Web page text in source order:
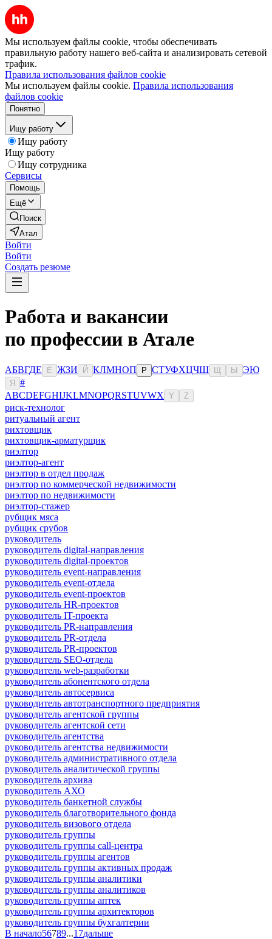
Мы используем файлы cookie, чтобы обеспечивать
правильную работу нашего веб-сайта и анализировать сетевой
трафик.
Правила использования файлов cookie
Мы используем файлы cookie. Правила использования
файлов cookie
Понятно
Ищу работу
Ищу работу
Ищу работу
Ищу сотрудника
Сервисы
Помощь
Ещё
Поиск
Атал
Войти
Войти
Создать резюме
Работа и вакансии
по профессии в Атале
АБВГДЕ Ё ЖЗИ Й КЛМНОП Р СТУФХЦЧШ Ы ЭЮ
Я
#
ABCDEFGHIJKLMNOPQRSTUVWX Y Z
риск-технолог
ритуальный агент
рихтовщик
рихтовщик-арматурщик
риэлтор
риэлтор-агент
риэлтор в отдел продаж
риэлтор по коммерческой недвижимости
риэлтор по недвижимости
риэлтор-стажер
рубщик мяса
рубщик срубов
руководитель
руководитель digital-направления
руководитель digital-проектов
руководитель event-направления
руководитель event-отдела
руководитель event-проектов
руководитель HR-проектов
руководитель IT-проекта
руководитель PR-направления
руководитель PR-отдела
руководитель PR-проектов
руководитель SEO-отдела
руководитель web-разработки
руководитель абонентского отдела
руководитель автосервиса
руководитель автотранспортного предприятия
руководитель агентской группы
руководитель агентской сети
руководитель агентства
руководитель агентства недвижимости
руководитель административного отдела
руководитель аналитической группы
руководитель архива
руководитель АХО
руководитель банкетной службы
руководитель благотворительного фонда
руководитель визового отдела
руководитель группы
руководитель группы call-центра
руководитель группы агентов
руководитель группы активных продаж
руководитель группы аналитики
руководитель группы аналитиков
руководитель группы аптек
руководитель группы архитекторов
руководитель группы бухгалтерии
В начало56789...17дальше